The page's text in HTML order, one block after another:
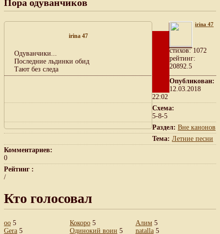
Пора одуванчиков
irina 47
Одуванчики...
Последние льдинки обид
Тают без следа
irina 47
cтихов: 1072
рейтинг:
20892.5
Опубликован:
12.03.2018
22:02
Схема:
5-8-5
Раздел: Вне канонов
Тема: Летние песни
Комментариев:
0
Рейтинг :
/
Кто голосовал
оо 5
Gera 5
Кокоро5
Одинокий воин 5
Алим5
natalla5